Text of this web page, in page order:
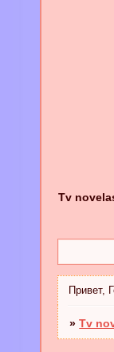
Tv
Привет,
»Tv